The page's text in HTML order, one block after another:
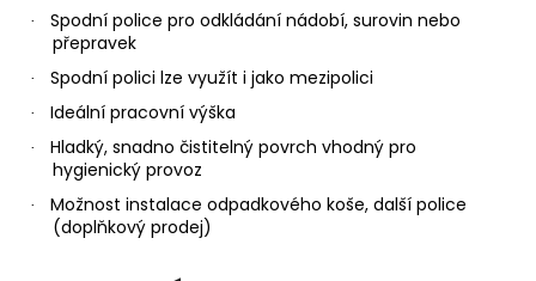
·
Spodní police pro odkládání nádobí, surovin nebo
přepravek
· Spodní polici lze využít i jako mezipolici
· Ideální pracovní výška
·
Hladký, snadno čistitelný povrch vhodný pro
hygienický provoz
·
Možnost instalace odpadkového koše, další police
(doplňkový prodej)